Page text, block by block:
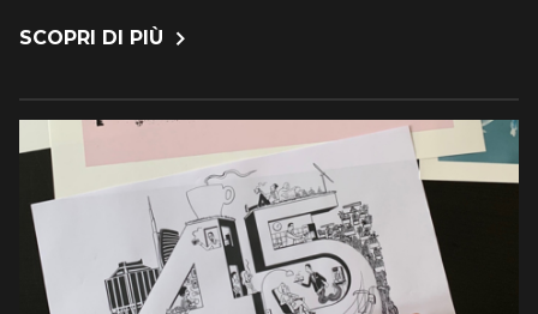
SCOPRI DI PIÙ